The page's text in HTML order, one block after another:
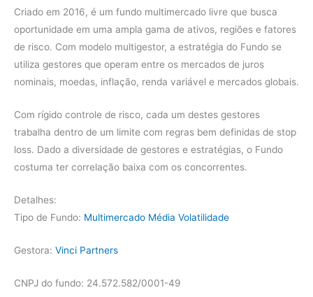
Criado em 2016, é um fundo multimercado livre que busca
oportunidade em uma ampla gama de ativos, regiões e fatores
de risco. Com modelo multigestor, a estratégia do Fundo se
utiliza gestores que operam entre os mercados de juros
nominais, moedas, inflação, renda variável e mercados globais.
Com rígido controle de risco, cada um destes gestores
trabalha dentro de um limite com regras bem definidas de stop
loss. Dado a diversidade de gestores e estratégias, o Fundo
costuma ter correlação baixa com os concorrentes.
Detalhes:
Tipo de Fundo: Multimercado Média Volatilidade
Gestora: Vinci Partners
CNPJ do fundo: 24.572.582/0001-49